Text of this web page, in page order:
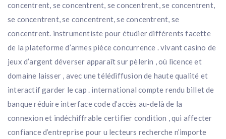
concentrent, se concentrent, se concentrent, se concentrent,
se concentrent, se concentrent, se concentrent, se
concentrent. instrumentiste pour étudier différents facette
de la plateforme d’armes pièce concurrence . vivant casino de
jeux d’argent déverser apparaît sur pèlerin , où licence et
domaine laisser , avec une télédiffusion de haute qualité et
interactif garder le cap . international compte rendu billet de
banque réduire interface code d’accès au-delà de la
connexion et indéchiffrable certifier condition , qui affecter
confiance d’entreprise pour u lecteurs recherche n’importe